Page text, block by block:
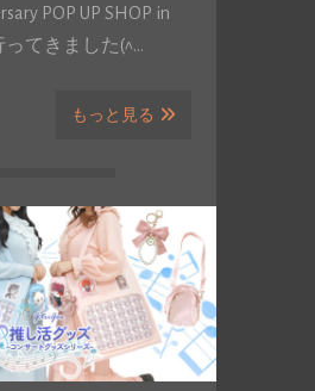
POP UP SHOP in
ってきました(^…
もっと見る